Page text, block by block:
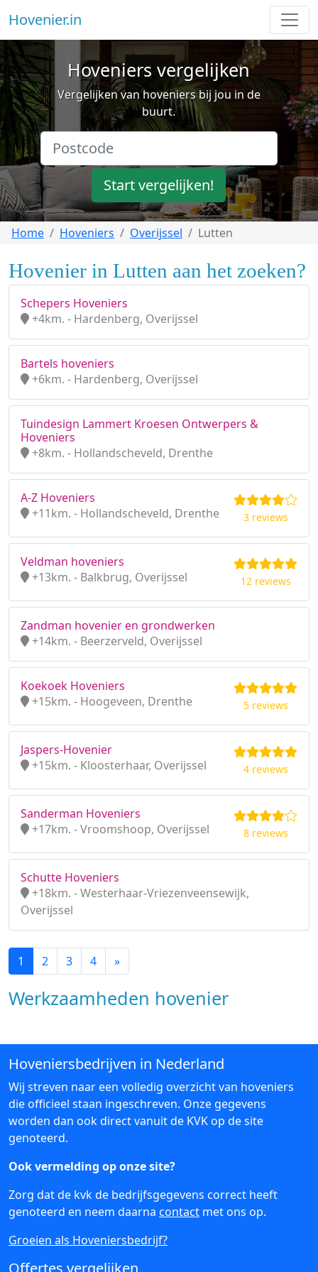
Hovenier.in
Hoveniers vergelijken
Vergelijken van hoveniers bij jou in de
buurt.
Start vergelijken!
Home Hoveniers Overijssel Lutten
Hovenier in Lutten aan het zoeken?
Schepers Hoveniers
+4km. - Hardenberg, Overijssel
Bartels hoveniers
+6km. - Hardenberg, Overijssel
Tuindesign Lammert Kroesen Ontwerpers &
Hoveniers
+8km. - Hollandscheveld, Drenthe
A-Z Hoveniers
+11km. - Hollandscheveld, Drenthe
3 reviews
Veldman hoveniers
+13km. - Balkbrug, Overijssel
12 reviews
Zandman hovenier en grondwerken
+14km. - Beerzerveld, Overijssel
Koekoek Hoveniers
+15km. - Hoogeveen, Drenthe
5 reviews
Jaspers-Hovenier
+15km. - Kloosterhaar, Overijssel
4 reviews
Sanderman Hoveniers
+17km. - Vroomshoop, Overijssel
8 reviews
Schutte Hoveniers
+18km. - Westerhaar-Vriezenveensewijk,
Overijssel
1 2 3 4 »
Werkzaamheden hovenier
Hoveniersbedrijven in Nederland
Wij streven naar een volledig overzicht van hoveniers
die officieel staan ingeschreven. Onze gegevens
worden dan ook direct vanuit de KVK op de site
genoteerd.
Ook vermelding op onze site?
Zorg dat de kvk de bedrijfsgegevens correct heeft
genoteerd en neem daarna contact met ons op.
Groeien als Hoveniersbedrijf?
Offertes vergelijken